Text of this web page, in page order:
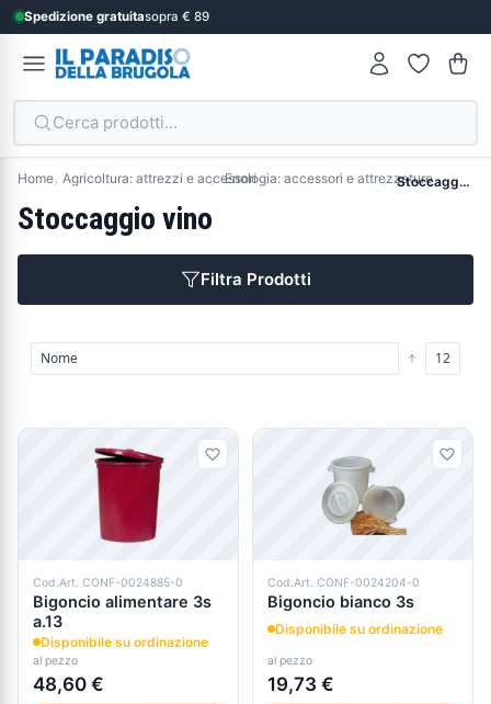
Spedizione gratuitasopra € 89
Cerca prodotti...
Home Agricoltura: attrezzi e accessoriEnologia: accessori e attrezzature Stoccaggio vino
Stoccaggio vino
Filtra Prodotti
Prodotti
Cod.Art. CONF-0024885-0
Bigoncio alimentare 3s
a.13
Disponibile su ordinazione
al pezzo
48,60 €
Cod.Art. CONF-0024204-0
Bigoncio bianco 3s
Disponibile su ordinazione
al pezzo
19,73 €